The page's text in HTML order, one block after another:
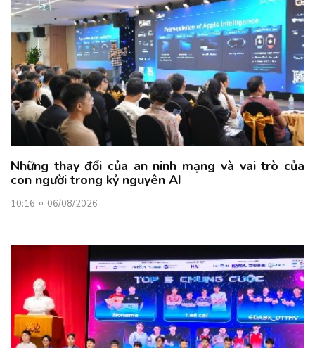
Những thay đổi của an ninh mạng và vai trò của
con người trong kỷ nguyên AI
10:16 06/08/2026